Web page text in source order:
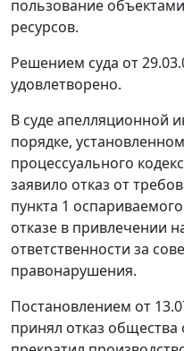
пользование
ресурсов.
Решением суда от
удовлетворено.
В суде апелляционной
порядке, установленном
процессуального
заявило отказ от
пункта 1
отказе в привлечении
ответственности за
правонарушения.
Постановлением от
принял отказ общества